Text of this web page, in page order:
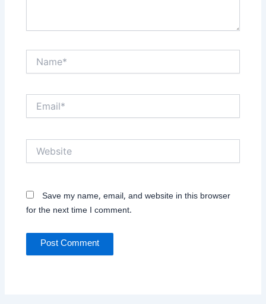
Save my name, email, and website in this browser
for the next time I comment.